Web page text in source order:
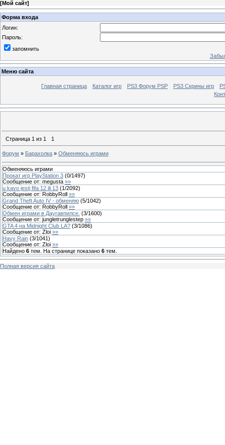
[Мой сайт]
Форма входа
Логин:
Пароль:
запомнить
Меню сайта
Главная страница Каталог игр PS3 Форум PSP PS3 Cкрины игр
Страница 1 из 1 1
Форум » Барахолка » Обменяюсь играми
Обменяюсь играми
Прокат игр PlayStation 3 (0/1497)
Сообщение от: megusta »»
u kavo jestj fifa 12 ili 13 (1/2092)
Сообщение от: RobbyRoll »»
Grand Theft Auto IV - обменяю (5/1042)
Сообщение от: RobbyRoll »»
Обмен играми в Даугавпилсе. (3/1600)
Сообщение от: jungletrunglestep »»
GTA 4 на Midnight Club LA? (3/1086)
Сообщение от: Zloi »»
Havy Rain (3/1041)
Сообщение от: Zloi »»
Найдено 6 тем. На странице показано 6 тем.
Полная версия сайта